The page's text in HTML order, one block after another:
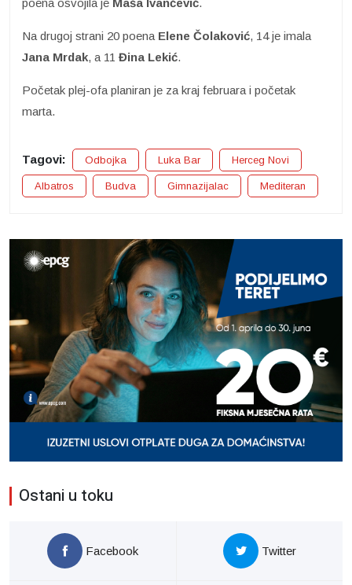
poena osvojila je Maša Ivančević.
Na drugoj strani 20 poena Elene Čolaković, 14 je imala
Jana Mrdak, a 11 Đina Lekić.
Početak plej-ofa planiran je za kraj februara i početak
marta.
Tagovi: Odbojka Luka Bar Herceg Novi
Albatros Budva Gimnazijalac Mediteran
Ostani u toku
Facebook Twitter